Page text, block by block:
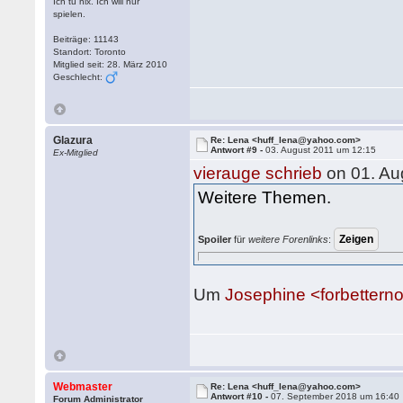
spielen.
Beiträge: 11143
Standort: Toronto
Mitglied seit: 28. März 2010
Geschlecht:
Glazura
Ex-Mitglied
Re: Lena <huff_lena@yahoo.com>
Antwort #9 -03. August 2011 um 12:15
vierauge schrieb on 01.
Weitere Themen.
Spoiler fürweitere Forenlinks:
UmJosephine
Webmaster
Forum Administrator
Re: Lena <huff_lena@yahoo.com>
Antwort #10 -07. September 2018 um 16:40